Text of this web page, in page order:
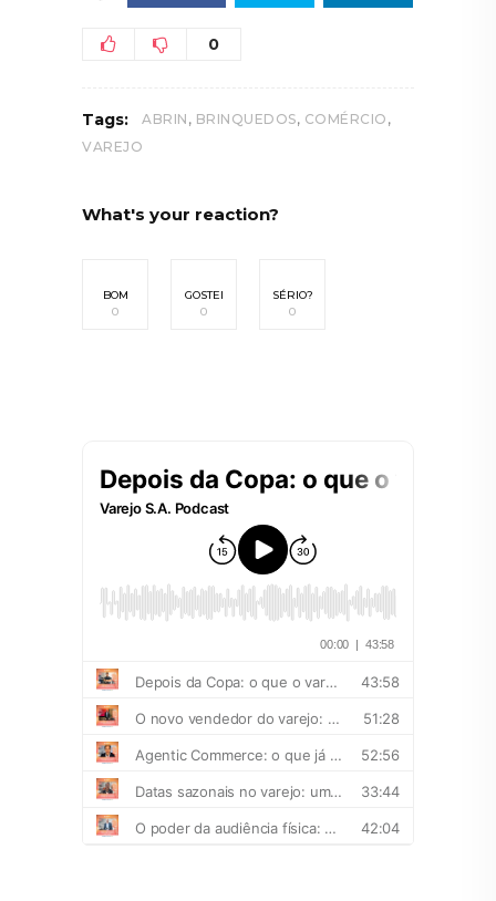
0
Tags: ABRIN , BRINQUEDOS, COMÉRCIO ,
VAREJO
What's your reaction?
BOM
0
GOSTEI
0
SÉRIO?
0